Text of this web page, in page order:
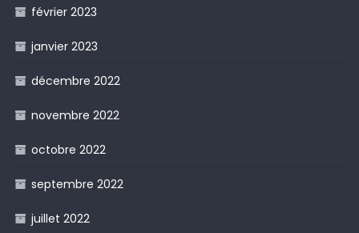
février 2023
janvier 2023
décembre 2022
novembre 2022
octobre 2022
septembre 2022
juillet 2022